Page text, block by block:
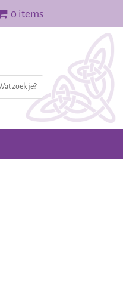
0 items